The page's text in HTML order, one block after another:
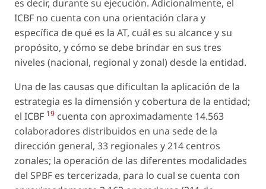
es decir, durante su ejecución. Adicionalmente, el
ICBF no cuenta con una orientación clara y
específica de qué es la AT, cuál es su alcance y su
propósito, y cómo se debe brindar en sus tres
niveles (nacional, regional y zonal) desde la entidad.
Una de las causas que dificultan la aplicación de la
estrategia es la dimensión y cobertura de la entidad;
el ICBF 19 cuenta con aproximadamente 14.563
colaboradores distribuidos en una sede de la
dirección general, 33 regionales y 214 centros
zonales; la operación de las diferentes modalidades
del SPBF es tercerizada, para lo cual se cuenta con